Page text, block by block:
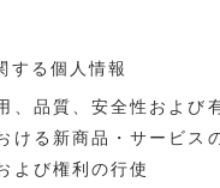
する個人情報
、品質、安全性および
ける新商品・サービス
よび権利の行使